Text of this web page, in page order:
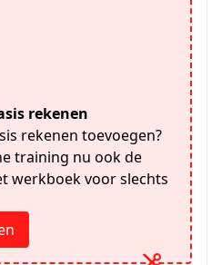
rekenen
rekenen toevoegen?
training nu ook de
werkboek voor slechts